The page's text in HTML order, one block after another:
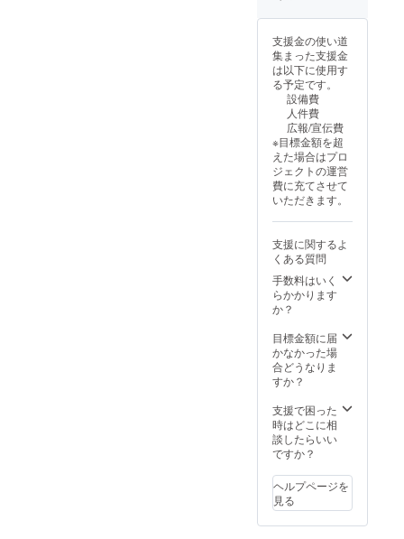
掲載期
ロジェ
クト終
了日か
ら1年
間、事
業が継
続する
限り可
能な限
り掲載
を継続
しま
す。 •
法：
Web
ページ
にて文
字（お
での掲
載。企
業ロ
ゴ・バ
をご希
望の場
合は、
サイズ
相談の
うえ対
応いた
しま
支援金の使い道
集まった支援金
は以下に使用す
る予定です。
設備費
人件費
広報/宣伝費
※目標金額を超
えた場合はプロ
ジェクトの運営
費に充てさせて
いただきます。
支援に関するよ
くある質問
手数料はいく
らかかります
か？
目標金額に届
かなかった場
合どうなりま
すか？
支援で困った
時はどこに相
談したらいい
ですか？
ヘルプページを
見る